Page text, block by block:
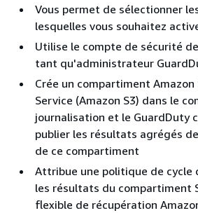
Vous permet de sélectionner
lesquelles vous souhaitez
Utilise le compte de sécurité
tant qu'administrateur
Crée un compartiment Amazon
Service (Amazon S3) dans le
journalisation et le GuardDuty
publier les résultats agrégés
de ce compartiment
Attribue une politique de cycle
les résultats du compartiment
flexible de récupération